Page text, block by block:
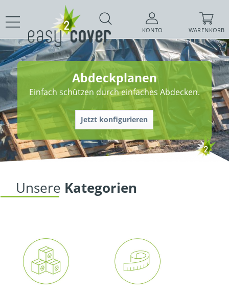
KONTO WARENKORB
Abdeckplanen
Einfach schützen durch einfaches Abdecken.
Jetzt konfigurieren
Unsere Kategorien